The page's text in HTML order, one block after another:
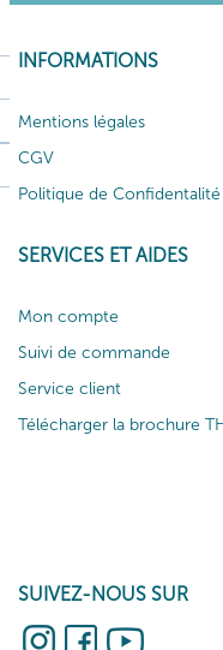
INFORMATIONS
Mentions légales
CGV
Politique de Confidentalité
SERVICES ET AIDES
Mon compte
Suivi de commande
Service client
Télécharger la brochure
SUIVEZ-NOUS SUR